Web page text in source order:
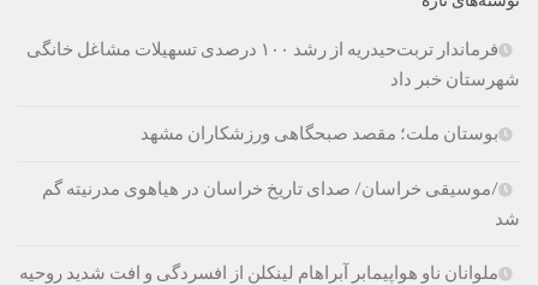
فرماندار تربت‌حیدریه از رشد ۱۰۰ درصدی تسهیلات مشاغل خانگی
شهرستان خبر داد
بوستان ملت؛ مقصد صبحگاهی ورزشکاران مشهد
/موسیقی خراسان/ صدای تاریخ خراسان در هیاهوی مدرنیته گم
شد
ملوانان ناو هواپیمابر آبراهام لینکلن از افسردگی و افت شدید روحیه